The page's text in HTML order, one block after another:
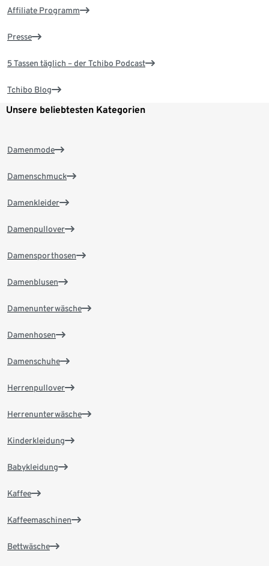
Affiliate Programm
Presse
5 Tassen täglich – der Tchibo Podcast
Tchibo Blog
Unsere beliebtesten Kategorien
Damenmode
Damenschmuck
Damenkleider
Damenpullover
Damensporthosen
Damenblusen
Damenunterwäsche
Damenhosen
Damenschuhe
Herrenpullover
Herrenunterwäsche
Kinderkleidung
Babykleidung
Kaffee
Kaffeemaschinen
Bettwäsche